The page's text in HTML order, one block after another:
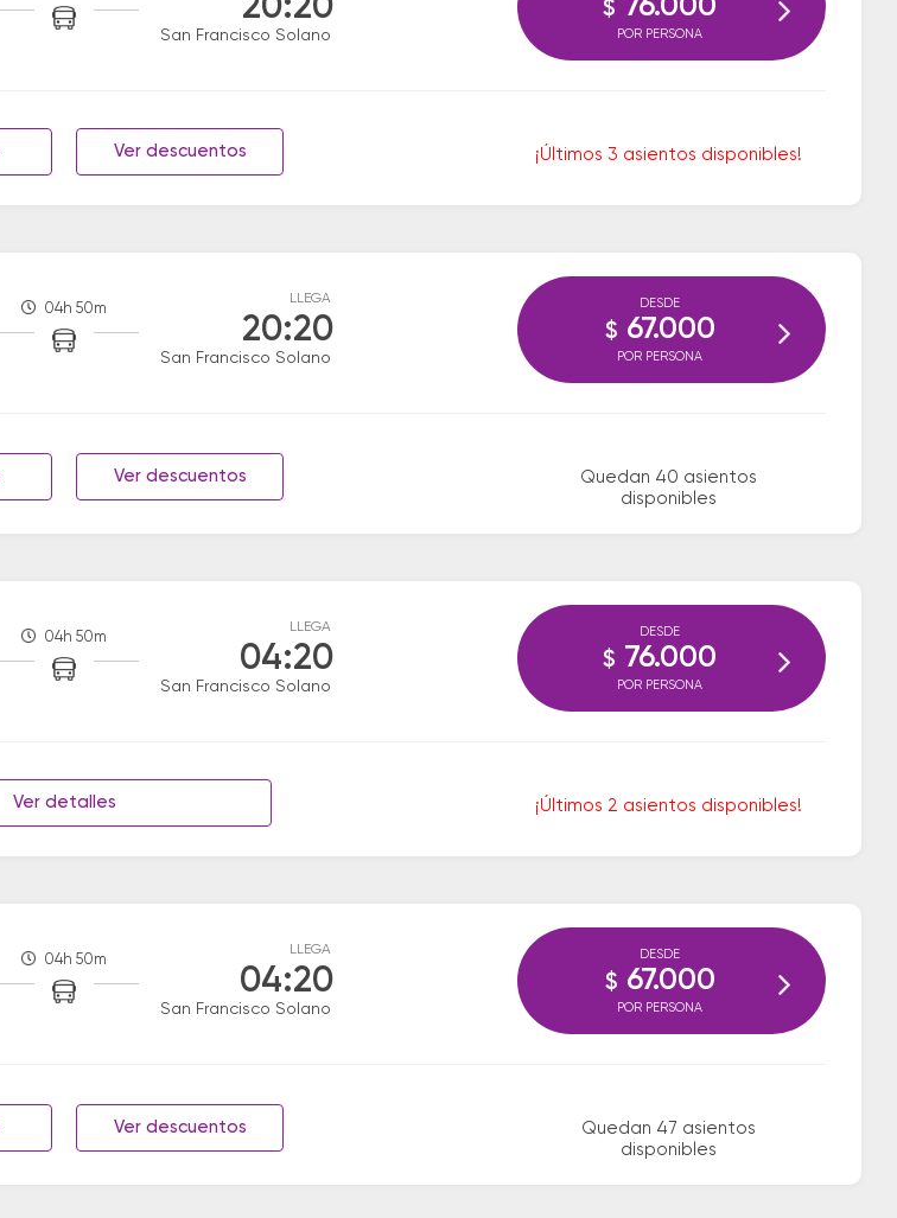
20:20
San Francisco Solano
Ver descuentos ¡Últimos 3 asientos disponibles!
$ 76.000
POR PERSONA
04h 50m
LLEGA
20:20
San Francisco Solano
Ver descuentos
Quedan 40 asientos
disponibles
DESDE
$ 67.000
POR PERSONA
04h 50m
LLEGA
04:20
San Francisco Solano
Ver detalles ¡Últimos 2 asientos disponibles!
DESDE
$ 76.000
POR PERSONA
04h 50m
LLEGA
04:20
San Francisco Solano
Ver descuentos
Quedan 47 asientos
disponibles
DESDE
$ 67.000
POR PERSONA